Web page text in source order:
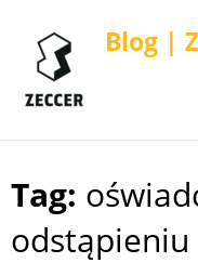
Blog |
Skip
content
Tag: